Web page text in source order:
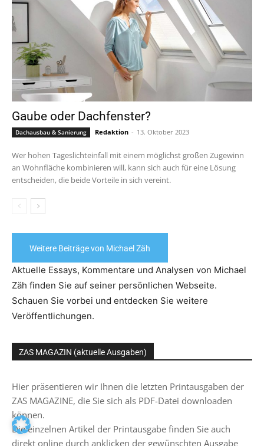
Gaube oder Dachfenster?
Dachausbau & Sanierung Redaktion - 13. Oktober 2023
Wer hohen Tageslichteinfall mit einem möglichst großen Zugewinn
an Wohnfläche kombinieren will, kann sich auch für eine Lösung
entscheiden, die beide Vorteile in sich vereint.
Weitere Beiträge von Michael Zäh
Aktuelle Essays, Kommentare und Analysen von Michael
Zäh finden Sie auf seiner persönlichen Webseite.
Schauen Sie vorbei und entdecken Sie weitere
Veröffentlichungen.
ZAS MAGAZIN (aktuelle Ausgaben)
Hier präsentieren wir Ihnen die letzten Printausgaben der
ZAS MAGAZINE, die Sie sich als PDF-Datei downloaden
können.
Die einzelnen Artikel der Printausgabe finden Sie auch
direkt online durch anklicken der gewünschten Ausgabe